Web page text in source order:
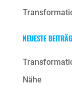
NEUESTE
Nähe